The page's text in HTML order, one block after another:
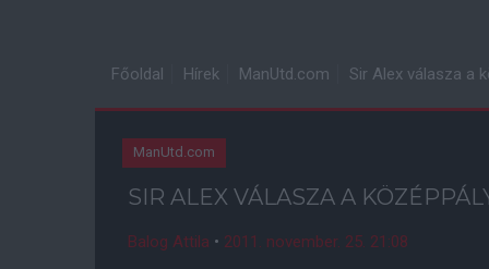
Főoldal Hírek ManUtd.com Sir Alex válasza a
ManUtd.com
SIR ALEX VÁLASZA A
Balog Attila • 2011. november. 25. 21:08